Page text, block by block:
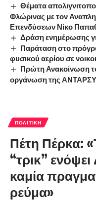
Θέματα
Φλώρινας με τον
Επενδύσεων Νίκο
Δράση ενημέρωσης
Παράταση στο
φυσικού αερίου σε
Πρώτη Ανακοίνωση
οργάνωση της
ΠΟΛΙΤΙΚΉ
Πέτη Πέρκα:
“τρικ”
καμία
ρεύμα»